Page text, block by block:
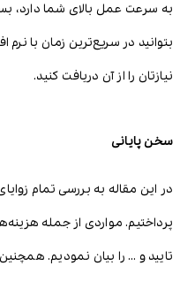
به سرعت عمل بالای شما دارد،
بتوانید در سریع‌ترین زمان با نرم
نیازتان را از آن دریافت کنید.
سخن پایانی
در این مقاله به بررسی تمام
پرداختیم. مواردی از جمله
تایید و … را بیان نمودیم.